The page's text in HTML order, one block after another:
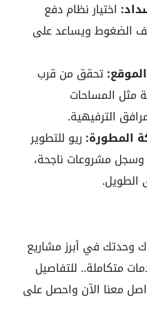
اختيار نظام دفع
الضغوط ويساعد على
تحقق من قرب
مثل المساحات
الترفيهية.
المطورة: ريو للتطوير
مشروعات ناجحة،
الطويل.
وحدتك في أبرز مشاريع
متكاملة.. للتفاصيل
معنا الآن واحصل على